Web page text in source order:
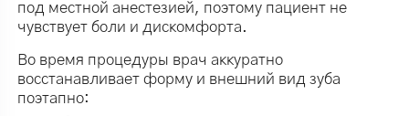
под местной анестезией, поэтому пациент не
чувствует боли и дискомфорта.
Во время процедуры врач аккуратно
восстанавливает форму и внешний вид зуба
поэтапно: